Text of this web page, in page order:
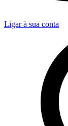
Ligar à sua conta